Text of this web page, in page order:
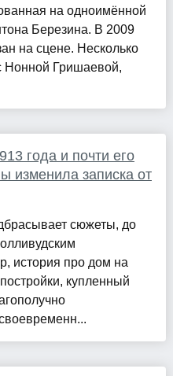
на одноимённой
Березина. В 2009
на сцене. Несколько
Нонной Гришаевой,
года и почти его
изменила записка от
сюжеты, до
история про дом на
купленный